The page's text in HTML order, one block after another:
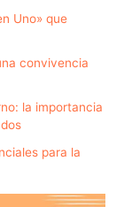
Uno» que
convivencia
la importancia
para la